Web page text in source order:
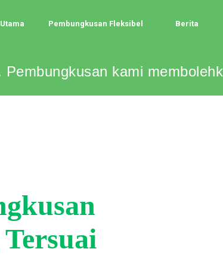
Pembungkusan Fleksibel Berita
Pembungkusan kami